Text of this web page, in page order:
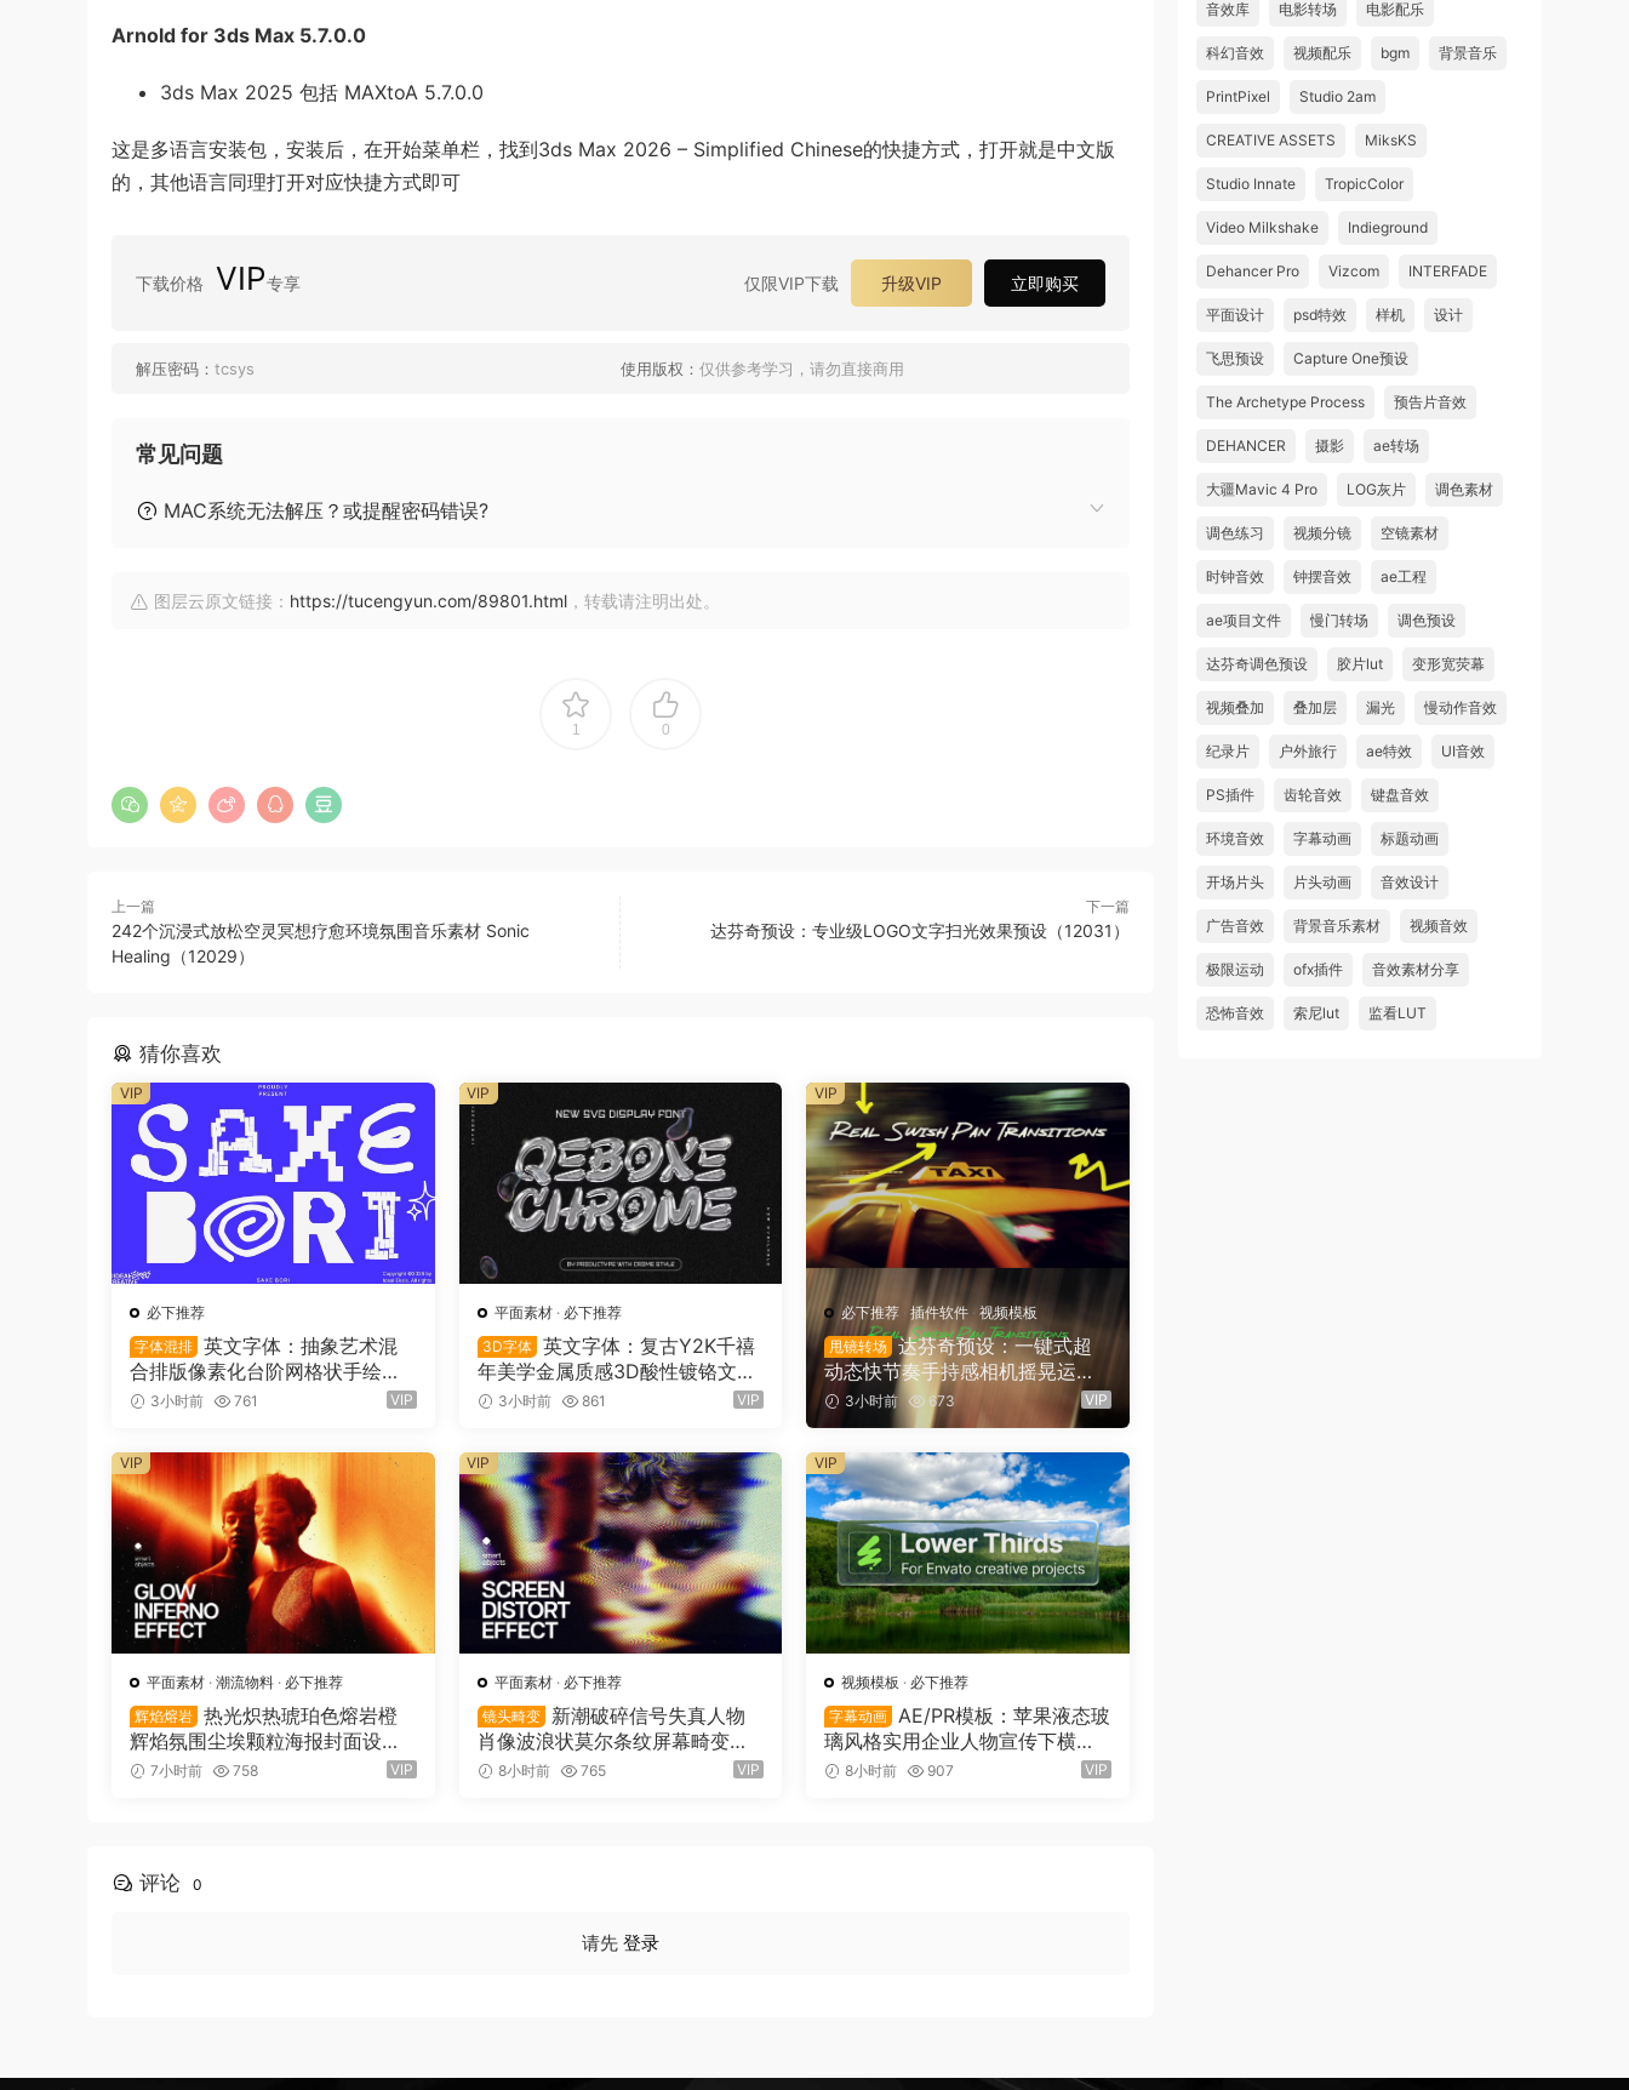
Arnold for 3ds Max 5.7.0.0
3ds Max 2025 包括 MAXtoA 5.7.0.0
这是多语言安装包，安装后，在开始菜单栏，找到3ds Max 2026 – Simplified Chinese的快捷方式，打开就是中文版
的，其他语言同理打开对应快捷方式即可
下载价格 VIP专享 仅限VIP下载 升级VIP 立即购买
解压密码： tcsys 使用版权： 仅供参考学习，请勿直接商用
常见问题
MAC系统无法解压？或提醒密码错误?
图层云原文链接： https://tucengyun.com/89801.html ，转载请注明出处。
1 0
上一篇
242个沉浸式放松空灵冥想疗愈环境氛围音乐素材 Sonic
Healing（12029）
下一篇
达芬奇预设：专业级LOGO文字扫光效果预设（12031）
猜你喜欢
必下推荐
字体混排 英文字体：抽象艺术混
合排版像素化台阶网格状手绘螺
旋有机曲线版面设计封面海报字
3小时前 761 VIP
VIP
平面素材· 必下推荐
3D字体
英文字体：复古Y2K千禧
年美学金属质感3D酸性镀铬文字
LOGO标题封面海报设计SVG字
3小时前 861 VIP
VIP
必下推荐 ·插件软件·视频模板
甩镜转场
达芬奇预设：一键式超
动态快节奏手持感相机摇晃运动
甩镜头无缝转场过渡 支持横竖屏
3小时前 673 VIP
VIP
平面素材 · 潮流物料 · 必下推荐
辉焰熔岩 热光炽热琥珀色熔岩橙
辉焰氛围尘埃颗粒海报封面设计P
SD特效样机 Glow Inferno Effec
7小时前 758 VIP
VIP
平面素材· 必下推荐
镜头畸变
新潮破碎信号失真人物
肖像波浪状莫尔条纹屏幕畸变专
辑封面音乐海报传单PSD特效样
8小时前 765 VIP
VIP
视频模板 · 必下推荐
字幕动画
AE/PR模板：苹果液态玻
璃风格实用企业人物宣传下横栏
字幕条文字标题动画（16155）
8小时前 907 VIP
VIP
评论 0
请先 登录
音效库 电影转场 电影配乐
科幻音效 视频配乐 bgm 背景音乐
PrintPixel Studio 2am
CREATIVE ASSETS MiksKS
Studio Innate TropicColor
Video Milkshake Indieground
Dehancer Pro Vizcom INTERFADE
平面设计 psd特效 样机 设计
飞思预设 Capture One预设
The Archetype Process 预告片音效
DEHANCER 摄影 ae转场
大疆Mavic 4 Pro LOG灰片 调色素材
调色练习 视频分镜 空镜素材
时钟音效 钟摆音效 ae工程
ae项目文件 慢门转场 调色预设
达芬奇调色预设 胶片lut 变形宽荧幕
视频叠加 叠加层 漏光 慢动作音效
纪录片 户外旅行 ae特效 UI音效
PS插件 齿轮音效 键盘音效
环境音效 字幕动画 标题动画
开场片头 片头动画 音效设计
广告音效 背景音乐素材 视频音效
极限运动 ofx插件 音效素材分享
恐怖音效 索尼lut 监看LUT